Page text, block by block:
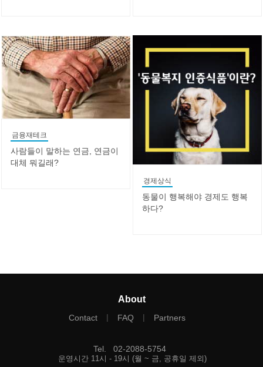
금융재테크
사람들이 말하는 연금, 연금이
대체 뭐길래?
경제상식
동물이 행복해야 경제도 행복
하다?
About
Contact | FAQ | Partners
Tel 02-2088-5754
운영시간 11시 - 19시 (월 ~ 금, 공휴일 제외)